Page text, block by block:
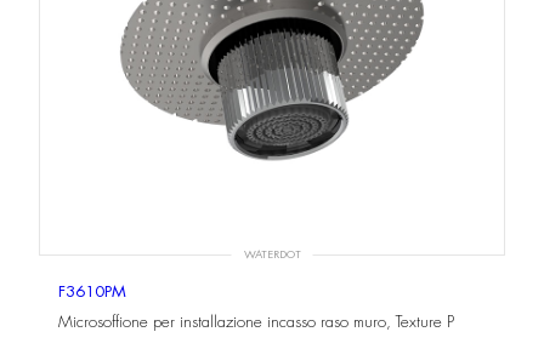
WATERDOT
F3610PM
Microsoffione per installazione incasso raso muro, Texture P